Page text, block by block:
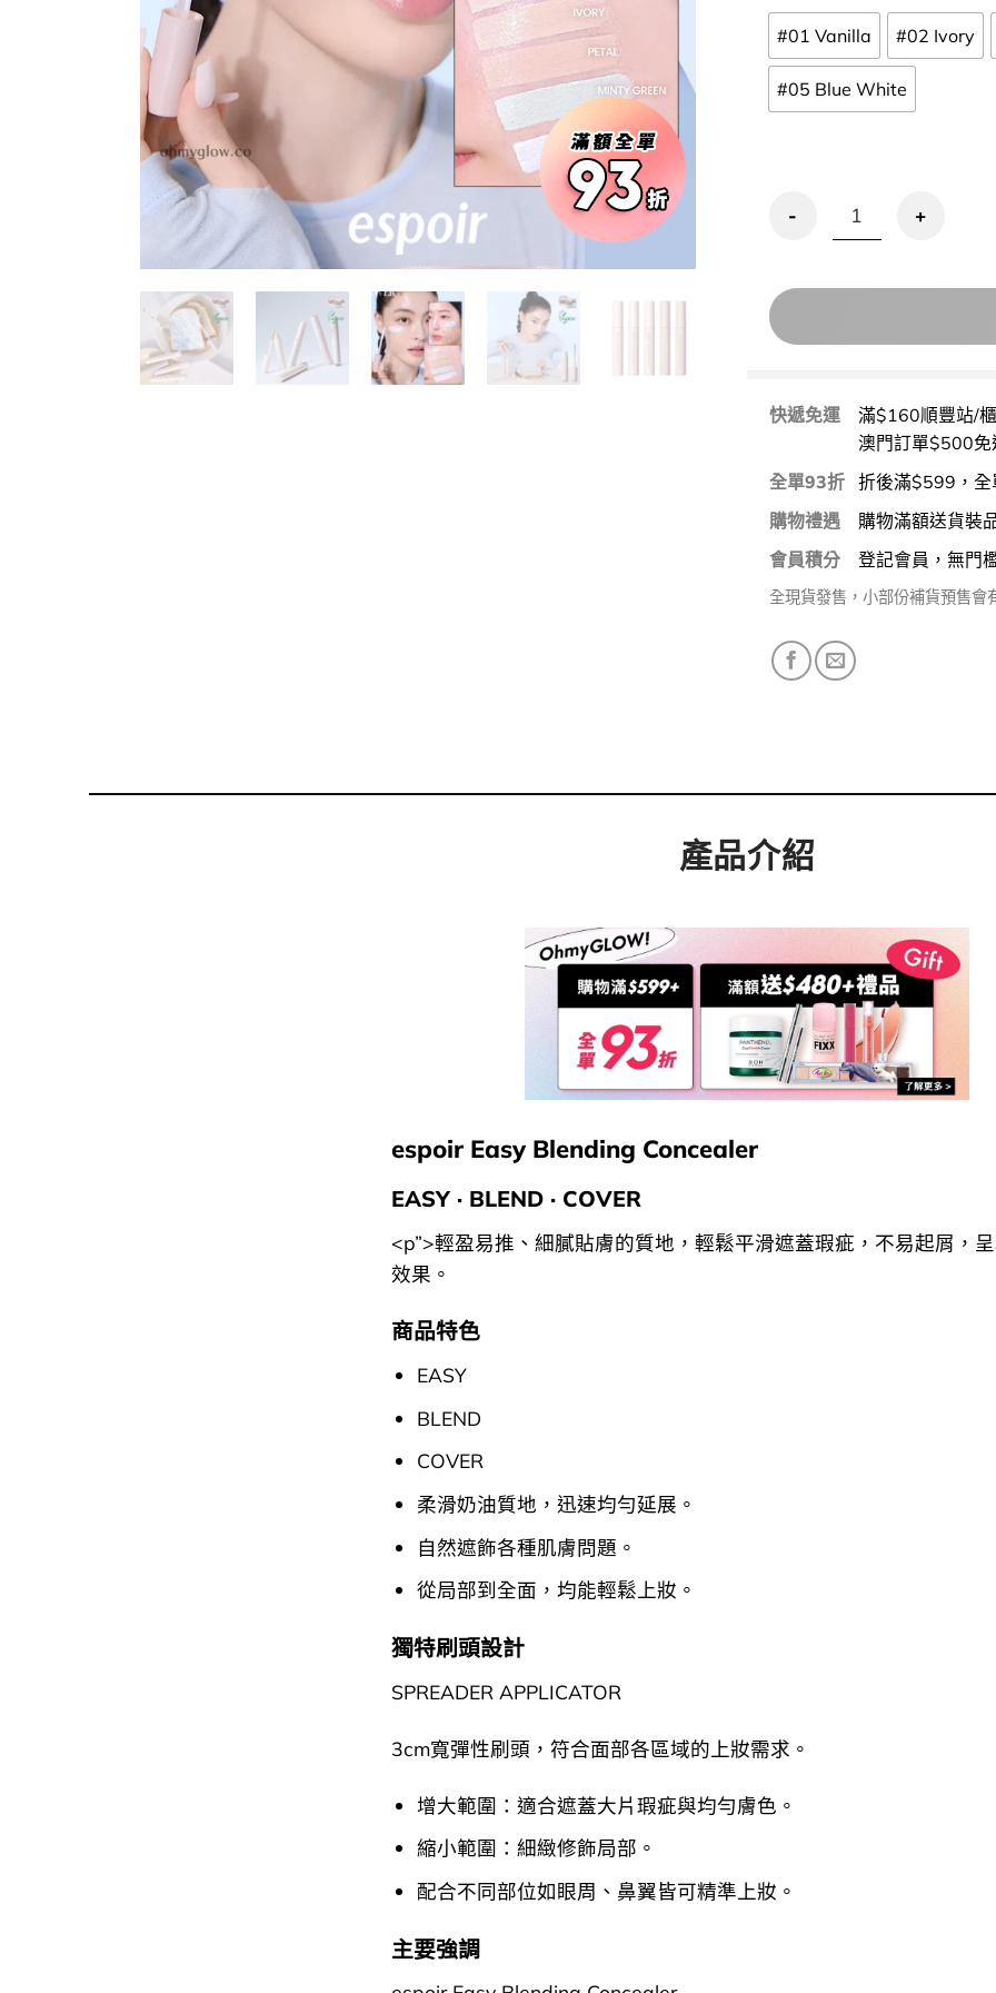
#01 Vanilla #02 Ivory
#05 Blue White
刮刀刷頭～espoir Easy
快遞免運
滿$160順豐站/
澳門訂單$500免
全單93折 折後滿$599，全
購物禮遇
購物滿額送貨裝
會員積分
登記會員，無門
全現貨發售，小部份補貨預售會
產品介紹
espoir Easy Blending Concealer
EASY · BLEND · COVER
<p”>輕盈易推、細膩貼膚的質地，輕鬆平滑遮蓋瑕疵，不易起屑，
效果。
商品特色
EASY
BLEND
COVER
柔滑奶油質地，迅速均勻延展。
自然遮飾各種肌膚問題。
從局部到全面，均能輕鬆上妝。
獨特刷頭設計
SPREADER APPLICATOR
3cm寬彈性刷頭，符合面部各區域的上妝需求。
增大範圍：適合遮蓋大片瑕疵與均勻膚色。
縮小範圍：細緻修飾局部。
配合不同部位如眼周、鼻翼皆可精準上妝。
主要強調